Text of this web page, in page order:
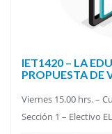
IET1420 – LA
PROPUESTA DE
Viernes 15.00 hrs. –
Sección 1 – Electivo